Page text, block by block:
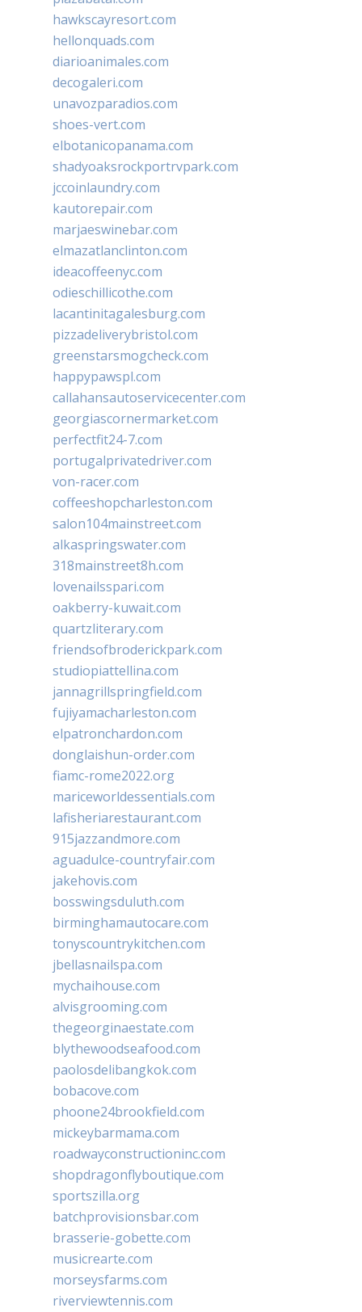
hawkscayresort.com
hellonquads.com
diarioanimales.com
decogaleri.com
unavozparadios.com
shoes-vert.com
elbotanicopanama.com
shadyoaksrockportrvpark.com
jccoinlaundry.com
kautorepair.com
marjaeswinebar.com
elmazatlanclinton.com
ideacoffeenyc.com
odieschillicothe.com
lacantinitagalesburg.com
pizzadeliverybristol.com
greenstarsmogcheck.com
happypawspl.com
callahansautoservicecenter.com
georgiascornermarket.com
perfectfit24-7.com
portugalprivatedriver.com
von-racer.com
coffeeshopcharleston.com
salon104mainstreet.com
alkaspringswater.com
318mainstreet8h.com
lovenailsspari.com
oakberry-kuwait.com
quartzliterary.com
friendsofbroderickpark.com
studiopiattellina.com
jannagrillspringfield.com
fujiyamacharleston.com
elpatronchardon.com
donglaishun-order.com
fiamc-rome2022.org
mariceworldessentials.com
lafisheriarestaurant.com
915jazzandmore.com
aguadulce-countryfair.com
jakehovis.com
bosswingsduluth.com
birminghamautocare.com
tonyscountrykitchen.com
jbellasnailspa.com
mychaihouse.com
alvisgrooming.com
thegeorginaestate.com
blythewoodseafood.com
paolosdelibangkok.com
bobacove.com
phoone24brookfield.com
mickeybarmama.com
roadwayconstructioninc.com
shopdragonflyboutique.com
sportszilla.org
batchprovisionsbar.com
brasserie-gobette.com
musicrearte.com
morseysfarms.com
riverviewtennis.com